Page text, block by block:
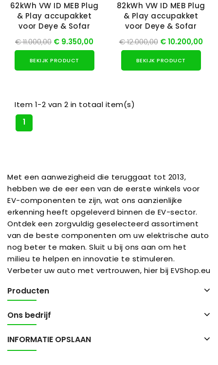
62kWh VW ID MEB Plug
& Play accupakket
voor Deye & Sofar
€ 11.000,00 € 9.350,00
BEKIJK PRODUCT
82kWh VW ID MEB Plug
& Play accupakket
voor Deye & Sofar
€ 12.000,00 € 10.200,00
BEKIJK PRODUCT
Item 1-2 van 2 in totaal item(s)
1
Met een aanwezigheid die teruggaat tot 2013,
hebben we de eer een van de eerste winkels voor
EV-componenten te zijn, wat ons aanzienlijke
erkenning heeft opgeleverd binnen de EV-sector.
Ontdek een zorgvuldig geselecteerd assortiment
van de beste componenten om uw elektrische auto
nog beter te maken. Sluit u bij ons aan om het
milieu te helpen en innovatie te stimuleren.
Verbeter uw auto met vertrouwen, hier bij EVShop.eu
Producten
Ons bedrijf
INFORMATIE OPSLAAN